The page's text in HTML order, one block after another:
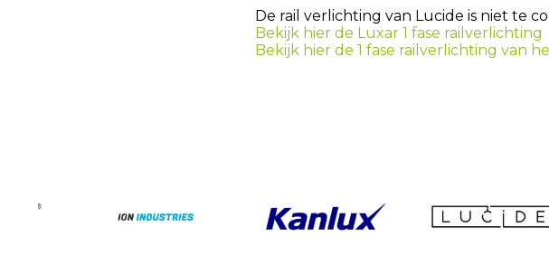
De rail verlichting van Lucide is niet te
Bekijk hier de Luxar 1 fase railverlichting
Bekijk hier de 1 fase railverlichting van